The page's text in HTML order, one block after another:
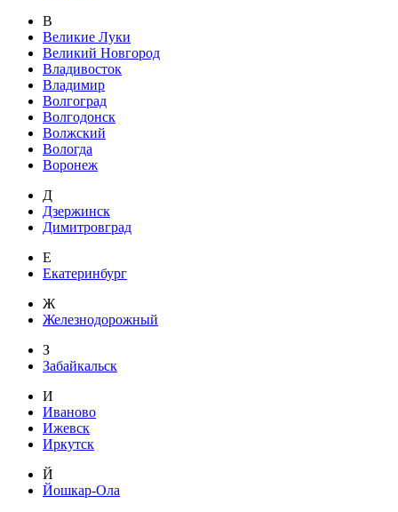
В
Великие Луки
Великий Новгород
Владивосток
Владимир
Волгоград
Волгодонск
Волжский
Вологда
Воронеж
Д
Дзержинск
Димитровград
Е
Екатеринбург
Ж
Железнодорожный
З
Забайкальск
И
Иваново
Ижевск
Иркутск
Й
Йошкар-Ола